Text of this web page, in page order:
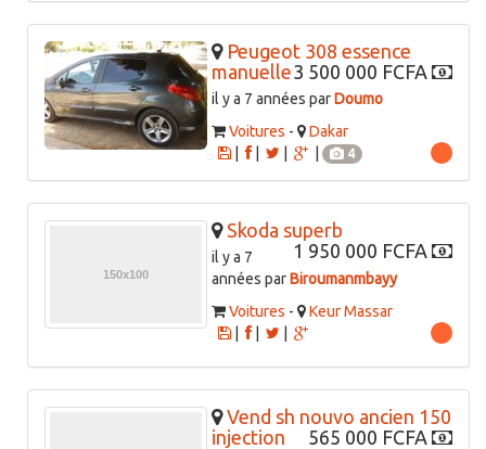
Peugeot 308 essence
manuelle3 500 000 FCFA
il y a 7 années parDoumo
Voitures -
Dakar
|
4
Skoda superb
1 950 000 FCFA
il y a 7
années parBiroumanmbayy
Voitures -
Keur Massar
|
Vend sh nouvo ancien 150
injection
565 000 FCFA